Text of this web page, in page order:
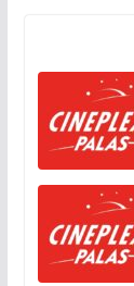
Zašto
Nauka iza
04/08/2026